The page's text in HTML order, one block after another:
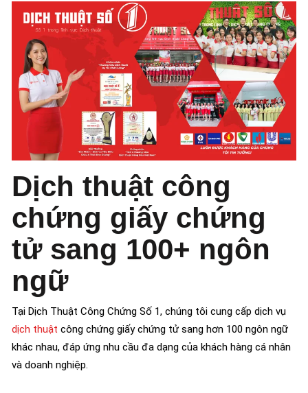
Dịch thuật công
chứng giấy chứng
tử sang 100+ ngôn
ngữ
Tại Dịch Thuật Công Chứng Số 1, chúng tôi cung cấp dịch vụ
dịch thuật công chứng giấy chứng tử sang hơn 100 ngôn ngữ
khác nhau, đáp ứng nhu cầu đa dạng của khách hàng cá nhân
và doanh nghiệp.